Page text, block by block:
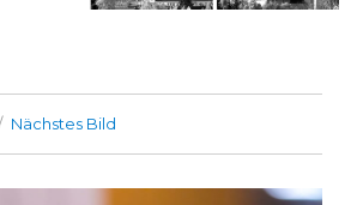
Nächstes Bild